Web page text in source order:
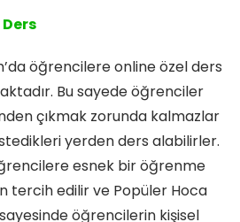
öğrencilere online özel ders
Bu sayede öğrenciler
çıkmak zorunda kalmazlar
yerden ders alabilirler.
esnek bir öğrenme
tercih edilir ve Popüler Hoca
öğrencilerin kişisel